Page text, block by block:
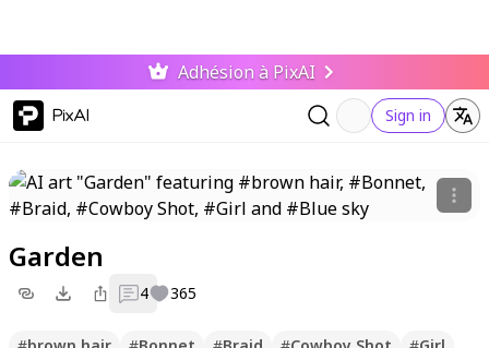
Adhésion à PixAI
PixAI Sign in
Garden
4 365